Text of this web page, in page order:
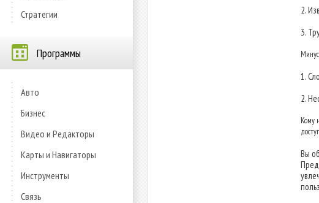
Стратегии
Программы
Авто
Бизнес
Видео и Редакторы
Карты и Навигаторы
Инструменты
Связь
2.
3.
1.
2.
Кому
Вы